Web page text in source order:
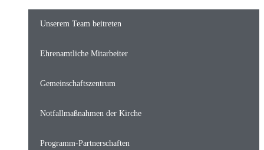
Unserem Team beitreten
Ehrenamtliche Mitarbeiter
Gemeinschaftszentrum
Notfallmaßnahmen der Kirche
Programm-Partnerschaften